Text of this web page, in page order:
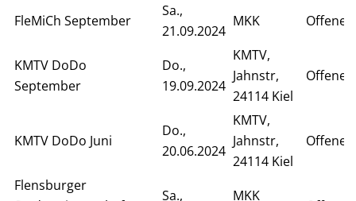
FleMiCh September
Sa.,
21.09.2024
MKK
KMTV DoDo
September
Do.,
19.09.2024
KMTV,
Jahnstr,
24114 Kiel
KMTV DoDo Juni
Do.,
20.06.2024
KMTV,
Jahnstr,
24114 Kiel
Flensburger
Sa.,
MKK